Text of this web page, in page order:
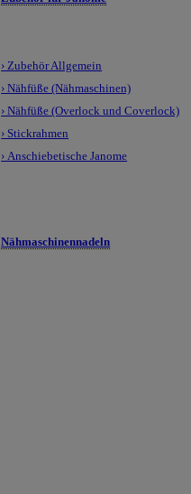
› Zubehör Allgemein
› Nähfüße (Nähmaschinen)
› Nähfüße (Overlock und Coverlock)
› Stickrahmen
› Anschiebetische Janome
Nähmaschinennadeln